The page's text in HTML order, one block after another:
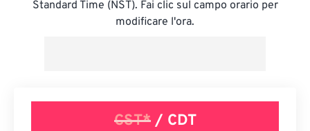
Standard Time (NST). Fai clic sul campo orario per
modificare l'ora.
CST*/ CDT